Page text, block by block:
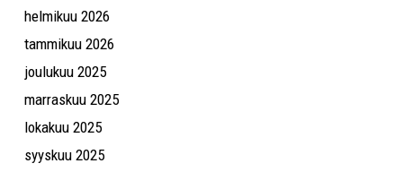
helmikuu 2026
tammikuu 2026
joulukuu 2025
marraskuu 2025
lokakuu 2025
syyskuu 2025